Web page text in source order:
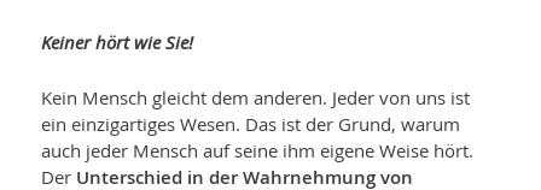
Keiner hört wie Sie!
Kein Mensch gleicht dem anderen. Jeder von uns ist
ein einzigartiges Wesen. Das ist der Grund, warum
auch jeder Mensch auf seine ihm eigene Weise hört.
Der Unterschied in der Wahrnehmung von